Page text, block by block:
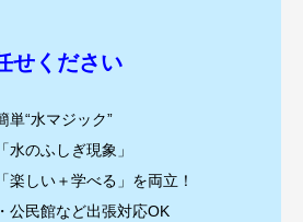
せください
単“水マジック”
水のふしぎ現象」
楽しい＋学べる」を両立！
公民館など出張対応OK